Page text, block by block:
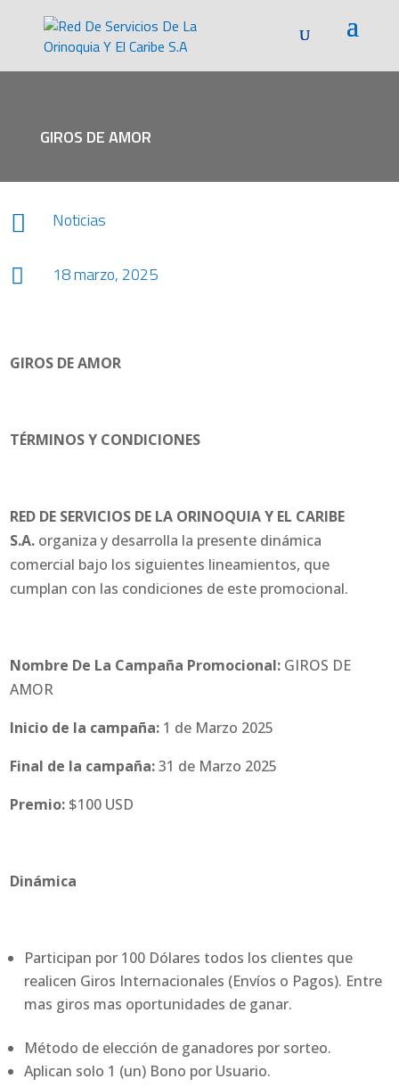
GIROS DE AMOR
 Noticias
 18 marzo, 2025
GIROS DE AMOR
TÉRMINOS Y CONDICIONES
RED DE SERVICIOS DE LA ORINOQUIA Y EL CARIBE
S.A. organiza y desarrolla la presente dinámica
comercial bajo los siguientes lineamientos, que
cumplan con las condiciones de este promocional.
Nombre De La Campaña Promocional: GIROS DE
AMOR
Inicio de la campaña: 1 de Marzo 2025
Final de la campaña:31 de Marzo 2025
Premio: $100 USD
Dinámica
Participan por 100 Dólares todos los clientes que
realicen Giros Internacionales (Envíos o Pagos). Entre
mas giros mas oportunidades de ganar.
Método de elección de ganadores por sorteo.
Aplican solo 1 (un) Bono por Usuario.